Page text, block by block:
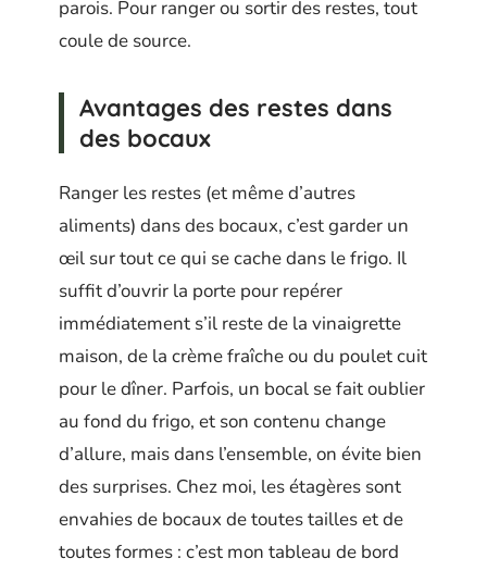
parois. Pour ranger ou sortir des restes, tout
coule de source.
Avantages des restes dans
des bocaux
Ranger les restes (et même d’autres
aliments) dans des bocaux, c’est garder un
œil sur tout ce qui se cache dans le frigo. Il
suffit d’ouvrir la porte pour repérer
immédiatement s’il reste de la vinaigrette
maison, de la crème fraîche ou du poulet cuit
pour le dîner. Parfois, un bocal se fait oublier
au fond du frigo, et son contenu change
d’allure, mais dans l’ensemble, on évite bien
des surprises. Chez moi, les étagères sont
envahies de bocaux de toutes tailles et de
toutes formes : c’est mon tableau de bord